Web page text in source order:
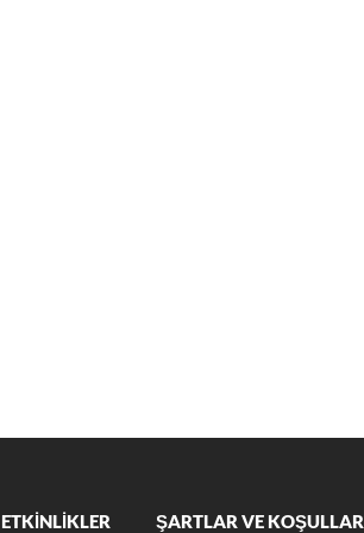
ETKİNLİKLER ŞARTLAR VE KOŞULLAR